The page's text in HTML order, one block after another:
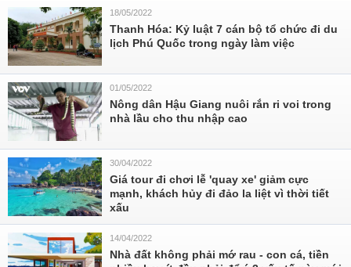
18/05/2022
Thanh Hóa: Kỷ luật 7 cán bộ tổ chức đi du
lịch Phú Quốc trong ngày làm việc
01/05/2022
Nông dân Hậu Giang nuôi rắn ri voi trong
nhà lầu cho thu nhập cao
30/04/2022
Giá tour đi chơi lễ 'quay xe' giảm cực
mạnh, khách hủy đi đảo la liệt vì thời tiết
xấu
14/04/2022
Nhà đất không phải mớ rau - con cá, tiền